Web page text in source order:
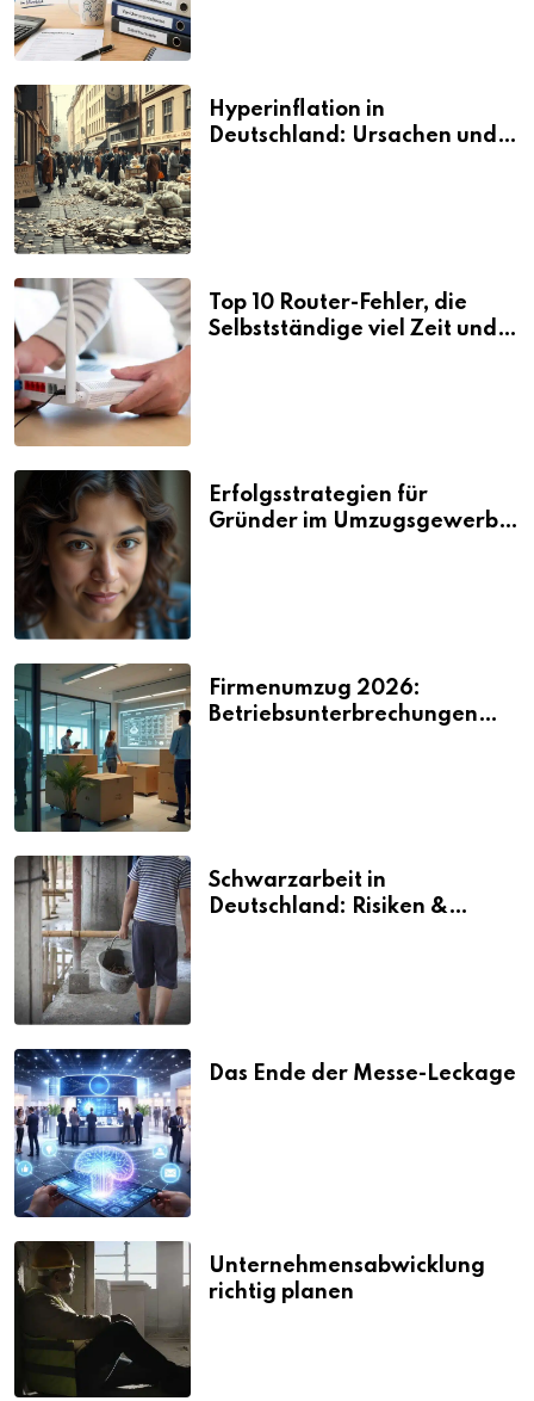
Hyperinflation in
Deutschland: Ursachen und
Top 10 Router-Fehler, die
Selbstständige viel Zeit und
Erfolgsstrategien für
Gründer im Umzugsgewerbe
Firmenumzug 2026:
Betriebsunterbrechungen
Schwarzarbeit in
Deutschland: Risiken &
Das Ende der Messe-Leckage
Unternehmensabwicklung
richtig planen